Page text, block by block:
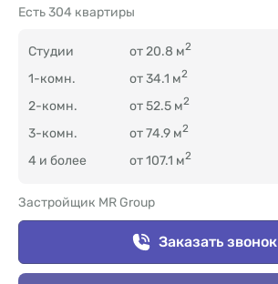
304 квартиры
Есть
Студии от 20.8 м2
1-комн.
от 34.1 м2
2-комн.
от 52.5 м2
3-комн.
от 74.9 м2
4 и более
от 107.1 м2
Застройщик MR Group
Заказать звонок